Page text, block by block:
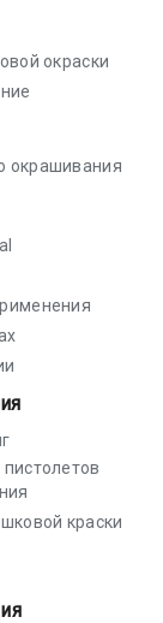
окраски
окрашивания
краски